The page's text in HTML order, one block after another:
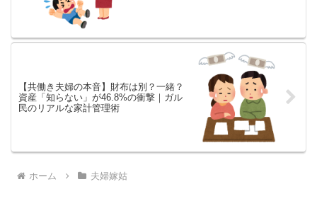
【共働き夫婦の本音】財布は別？一緒？
資産「知らない」が46.8%の衝撃｜ガル
民のリアルな家計管理術
ホーム 夫婦嫁姑